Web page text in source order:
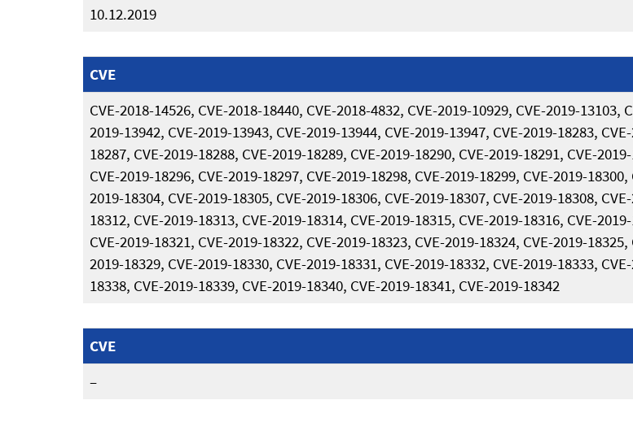
10.12.2019
CVE
CVE-2018-14526, CVE-2018-18440, CVE-2018-4832, CVE-2019-10929, CVE-2019-13103,
2019-13942, CVE-2019-13943, CVE-2019-13944, CVE-2019-13947, CVE-2019-18283,
18287, CVE-2019-18288, CVE-2019-18289, CVE-2019-18290, CVE-2019-18291, CVE-
CVE-2019-18296, CVE-2019-18297, CVE-2019-18298, CVE-2019-18299, CVE-2019-
2019-18304, CVE-2019-18305, CVE-2019-18306, CVE-2019-18307, CVE-2019-18308,
18312, CVE-2019-18313, CVE-2019-18314, CVE-2019-18315, CVE-2019-18316, CVE-
CVE-2019-18321, CVE-2019-18322, CVE-2019-18323, CVE-2019-18324, CVE-2019-
2019-18329, CVE-2019-18330, CVE-2019-18331, CVE-2019-18332, CVE-2019-18333,
18338, CVE-2019-18339, CVE-2019-18340, CVE-2019-18341, CVE-2019-18342
CVE
–